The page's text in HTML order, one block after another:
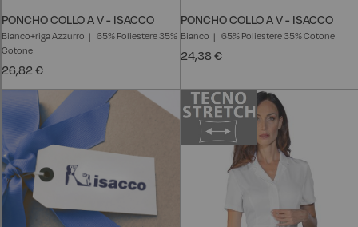
PONCHO COLLO A V - ISACCO
Bianco+riga Azzurro
65% Poliestere 35%
Cotone
26,82 €
PONCHO COLLO A V - ISACCO
Bianco 65% Poliestere 35% Cotone
24,38 €